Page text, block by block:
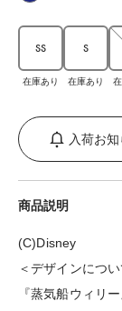
SS
在庫あり
S
在庫あり
入荷お
商品説明
(C)Disney
＜デザインについ
『蒸気船ウィリ